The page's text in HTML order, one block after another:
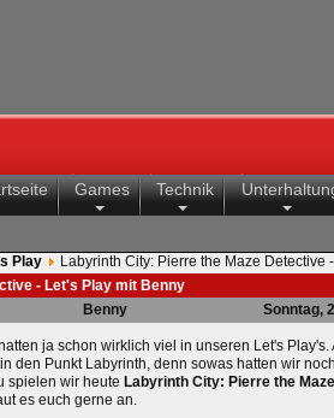
Games Technik
Play
Labyrinth City: Pierre the Maze Detective
- Let's Play mit Benny
Benny Sonntag,
ja schon wirklich viel in unseren Let's Play's.
den Punkt Labyrinth, denn sowas hatten wir
spielen wir heute Labyrinth City: Pierre the
es euch gerne an.